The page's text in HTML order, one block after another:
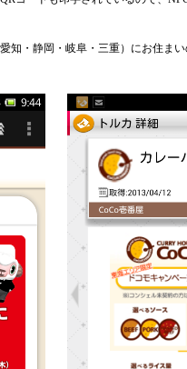
知・静岡・岐阜・三重）にお住ま